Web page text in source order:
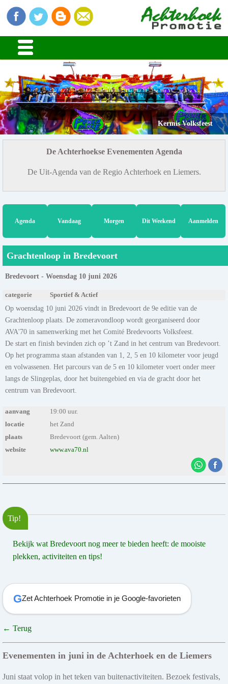
Kermis Volksfeest
De Achterhoekse Evenementen Agenda
De Uit-Agenda van de Regio Achterhoek en Liemers.
Agenda Vandaag Morgen Dit Weekend Aanmelden
Grachtenloop in Bredevoort
Bredevoort - Woensdag 10 juni 2026
categorie Sportief & Actief
Op woensdag 10 juni 2026 vindt in Bredevoort de 9e editie van de
Grachtenloop plaats. De zomeravondloop wordt georganiseerd door
AVA'70 in samenwerking met het Comité Bredevoorts Volksfeest.
De start en finish bevinden zich op ’t Zand in het centrum van Bredevoort.
Op het programma staan afstanden van 1, 2, 5 en 10 kilometer voor jeugd
en volwassenen. Het parcours van de 5 en 10 kilometer voert onder meer
langs de Slingeplas, door het buitengebied en via de gracht door het
centrum van Bredevoort.
aanvang
19:00 uur.
locatie
het Zand
plaats
Bredevoort (gem. Aalten)
website
www.ava70.nl
Tip!
Bekijk wat Bredevoort nog meer te bieden heeft: de mooiste
plekken, activiteiten en tips!
GZet Achterhoek Promotie in je Google-favorieten
← Terug
Evenementen in juni in de Achterhoek en de Liemers
Juni staat volop in het teken van buitenactiviteiten. Bezoek festivals,